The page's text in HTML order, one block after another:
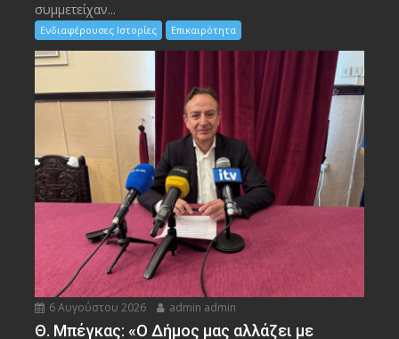
συμμετείχαν...
Ενδιαφέρουσες Ιστορίες Επικαιρότητα
6 Αυγούστου 2026 admin admin
Θ. Μπέγκας: «Ο Δήμος μας αλλάζει με